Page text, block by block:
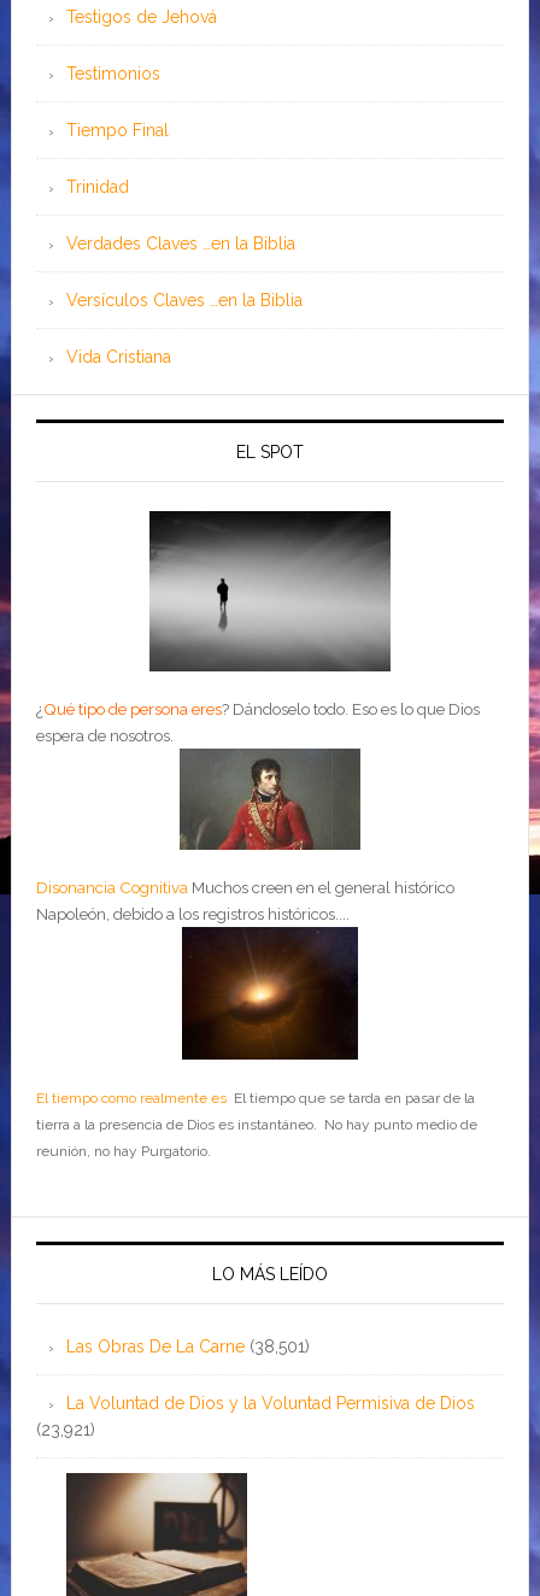
Testigos de Jehová
Testimonios
Tiempo Final
Trinidad
Verdades Claves …en la Biblia
Versículos Claves …en la Biblia
Vida Cristiana
EL SPOT
¿Qué tipo de persona eres? Dándoselo todo. Eso es lo que Dios
espera de nosotros.
Disonancia Cognitiva Muchos creen en el general histórico
Napoleón, debido a los registros históricos....
El tiempo como realmente esEl tiempo que se tarda en pasar de la
tierra a la presencia de Dios es instantáneo. No hay punto medio de
reunión, no hay Purgatorio.
LO MÁS LEÍDO
Las Obras De La Carne (38,501)
La Voluntad de Dios y la Voluntad Permisiva de Dios
(23,921)